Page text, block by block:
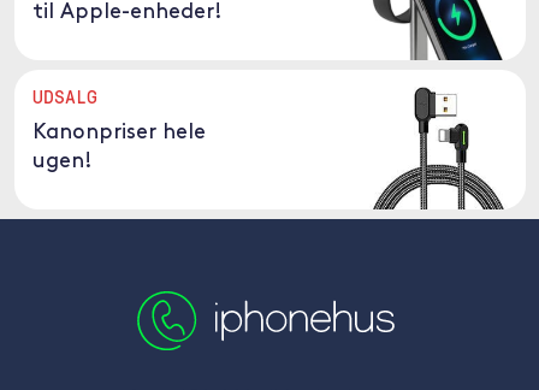
til Apple-enheder!
UDSALG
Kanonpriser hele
ugen!